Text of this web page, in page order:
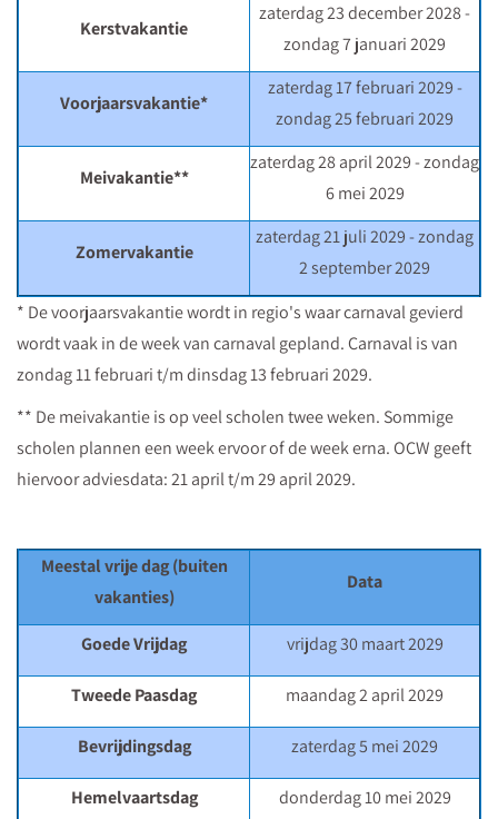
Kerstvakantie
zaterdag 23 december 2028 -
zondag 7 januari 2029
Voorjaarsvakantie*
zaterdag 17 februari 2029 -
zondag 25 februari 2029
Meivakantie**
zaterdag 28 april 2029 - zondag
6 mei 2029
Zomervakantie
zaterdag 21 juli 2029 - zondag
2 september 2029
* De voorjaarsvakantie wordt in regio's waar carnaval gevierd
wordt vaak in de week van carnaval gepland. Carnaval is van
zondag 11 februari t/m dinsdag 13 februari 2029.
** De meivakantie is op veel scholen twee weken. Sommige
scholen plannen een week ervoor of de week erna. OCW geeft
hiervoor adviesdata: 21 april t/m 29 april 2029.
Meestal vrije dag (buiten
vakanties)
Data
Goede Vrijdag vrijdag 30 maart 2029
Tweede Paasdag maandag 2 april 2029
Bevrijdingsdag zaterdag 5 mei 2029
Hemelvaartsdag donderdag 10 mei 2029